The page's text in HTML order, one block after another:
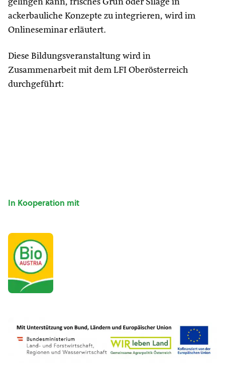
gelingen kann, frisches Grün oder Silage in
ackerbauliche Konzepte zu integrieren, wird im
Onlineseminar erläutert.
Diese Bildungsveranstaltung wird in
Zusammenarbeit mit dem LFI Oberösterreich
durchgeführt:
In Kooperation mit